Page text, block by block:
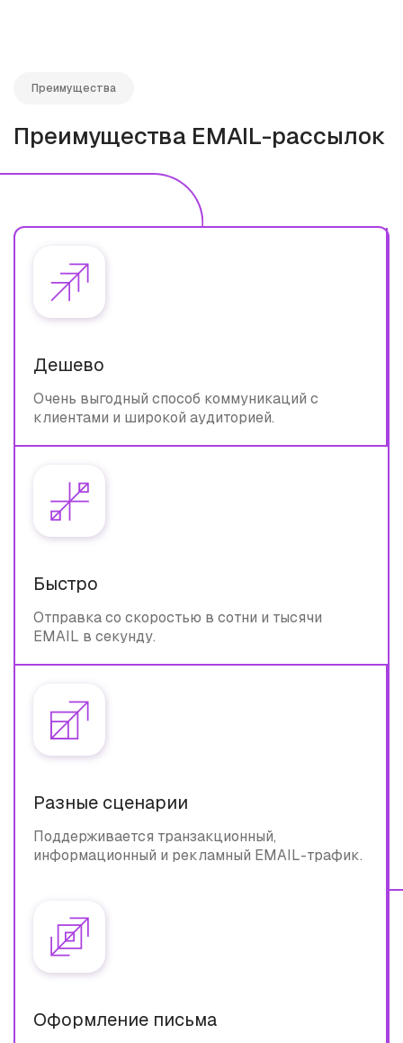
Преимущества
Преимущества EMAIL-рассылок
Дешево
Очень выгодный способ коммуникаций с
клиентами и широкой аудиторией.
Быстро
Отправка со скоростью в сотни и тысячи
EMAIL в секунду.
Разные сценарии
Поддерживается транзакционный,
информационный и рекламный EMAIL-трафик.
Оформление письма